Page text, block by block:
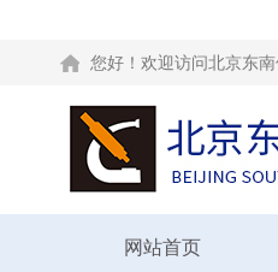
您好！欢迎访问北京东
网站首页